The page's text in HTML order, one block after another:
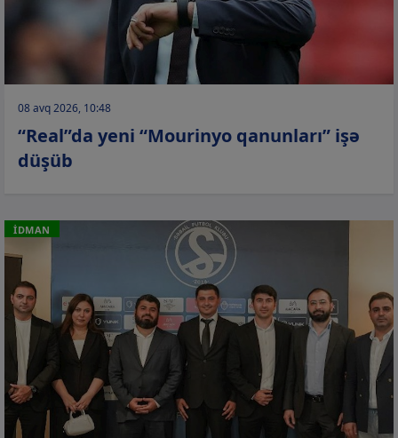
08 avq 2026, 10:48
“Real”da yeni “Mourinyo qanunları” işə
düşüb
İDMAN